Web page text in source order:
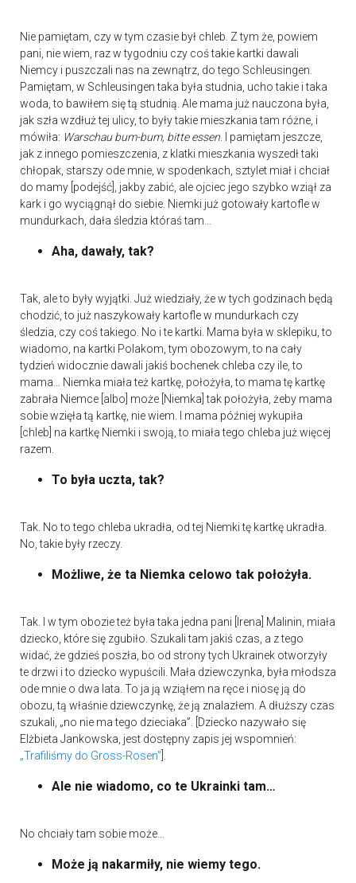
Nie pamiętam, czy w tym czasie był chleb. Z tym że, powiem
pani, nie wiem, raz w tygodniu czy coś takie kartki dawali
Niemcy i puszczali nas na zewnątrz, do tego Schleusingen.
Pamiętam, w Schleusingen taka była studnia, ucho takie i taka
woda, to bawiłem się tą studnią. Ale mama już nauczona była,
jak szła wzdłuż tej ulicy, to były takie mieszkania tam różne, i
mówiła: Warschau bum-bum, bitte essen . I pamiętam jeszcze,
jak z innego pomieszczenia, z klatki mieszkania wyszedł taki
chłopak, starszy ode mnie, w spodenkach, sztylet miał i chciał
do mamy [podejść], jakby zabić, ale ojciec jego szybko wziął za
kark i go wyciągnął do siebie. Niemki już gotowały kartofle w
mundurkach, dała śledzia któraś tam…
Aha, dawały, tak?
Tak, ale to były wyjątki. Już wiedziały, że w tych godzinach będą
chodzić, to już naszykowały kartofle w mundurkach czy
śledzia, czy coś takiego. No i te kartki. Mama była w sklepiku, to
wiadomo, na kartki Polakom, tym obozowym, to na cały
tydzień widocznie dawali jakiś bochenek chleba czy ile, to
mama… Niemka miała też kartkę, położyła, to mama tę kartkę
zabrała Niemce [albo] może [Niemka] tak położyła, żeby mama
sobie wzięła tą kartkę, nie wiem. I mama później wykupiła
[chleb] na kartkę Niemki i swoją, to miała tego chleba już więcej
razem.
To była uczta, tak?
Tak. No to tego chleba ukradła, od tej Niemki tę kartkę ukradła.
No, takie były rzeczy.
Możliwe, że ta Niemka celowo tak położyła.
Tak. I w tym obozie też była taka jedna pani [Irena] Malinin, miała
dziecko, które się zgubiło. Szukali tam jakiś czas, a z tego
widać, że gdzieś poszła, bo od strony tych Ukrainek otworzyły
te drzwi i to dziecko wypuścili. Mała dziewczynka, była młodsza
ode mnie o dwa lata. To ja ją wziąłem na ręce i niosę ją do
obozu, tą właśnie dziewczynkę, że ją znalazłem. A dłuższy czas
szukali, „no nie ma tego dzieciaka”. [Dziecko nazywało się
Elżbieta Jankowska, jest dostępny zapis jej wspomnień:
„Trafiliśmy do Gross-Rosen”
Ale nie wiadomo, co te Ukrainki tam…
No chciały tam sobie może…
Może ją nakarmiły, nie wiemy tego.